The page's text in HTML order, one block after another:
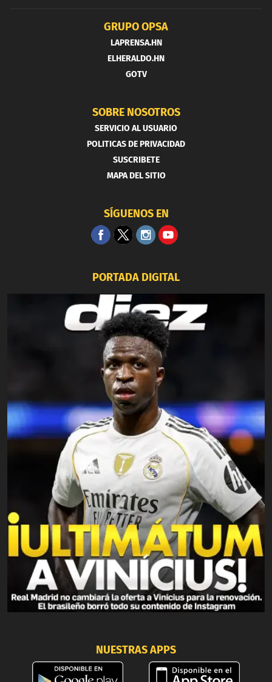
GRUPO OPSA
LAPRENSA.HN
ELHERALDO.HN
GOTV
SOBRE NOSOTROS
SERVICIO AL USUARIO
POLITICAS DE PRIVACIDAD
SUSCRIBETE
MAPA DEL SITIO
SÍGUENOS EN
PORTADA DIGITAL
NUESTRAS APPS